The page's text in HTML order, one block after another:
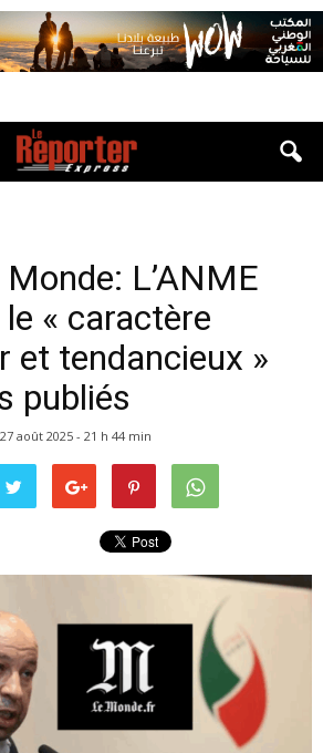
L’ANME
« caractère
et tendancieux »
publiés
27 août 2025 - 21 h 44 min